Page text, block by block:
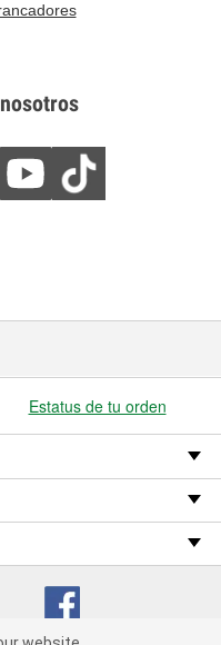
Estatus de tu orden